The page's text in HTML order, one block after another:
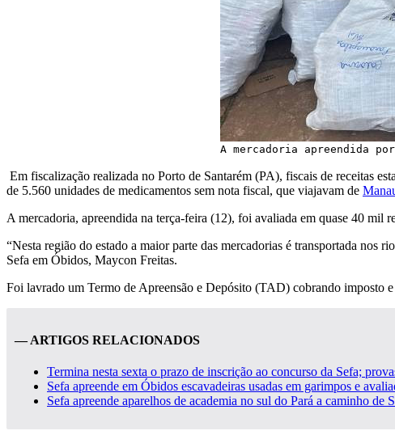
A mercadoria apreendida
Em fiscalização realizada no Porto de Santarém (PA), fiscais de receitas
de 5.560 unidades de medicamentos sem nota fiscal, que viajavam de
A mercadoria, apreendida na terça-feira (12), foi avaliada em quase 40 mil
“Nesta região do estado a maior parte das mercadorias é transportada nos
Sefa em Óbidos, Maycon Freitas.
Foi lavrado um Termo de Apreensão e Depósito (TAD) cobrando imposto
— ARTIGOS RELACIONADOS
Termina nesta sexta o prazo de inscrição ao concurso da Sefa;
Sefa apreende em Óbidos escavadeiras usadas em garimpos e
Sefa apreende aparelhos de academia no sul do Pará a caminho de